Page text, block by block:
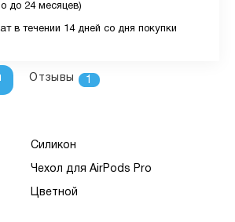
до 24 месяцев)
в течении 14 дней со дня покупки
Отзывы 1
Силикон
Чехол для AirPods Pro
Цветной